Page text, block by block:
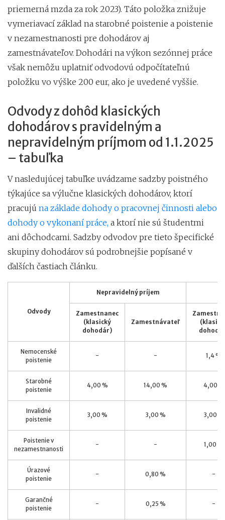
priemerná mzda za rok 2023). Táto položka znižuje
vymeriavací základ na starobné poistenie a poistenie
v nezamestnanosti pre dohodárov aj
zamestnávateľov. Dohodári na výkon sezónnej práce
však nemôžu uplatniť odvodovú odpočítateľnú
položku vo výške 200 eur, ako je uvedené vyššie.
Odvody z dohôd klasických
dohodárov s pravidelným a
nepravidelným príjmom od 1.1.2025
– tabuľka
V nasledujúcej tabuľke uvádzame sadzby poistného
týkajúce sa výlučne klasických dohodárov, ktorí
pracujú na základe dohody o pracovnej činnosti alebo
dohody o vykonaní práce, a ktorí nie sú študentmi
ani dôchodcami. Sadzby odvodov pre tieto špecifické
skupiny dohodárov sú podrobnejšie popísané v
ďalších častiach článku.
Odvody
Nepravidelný príjem
Zamestnanec
(klasický
dohodár)
Zamestnávateľ
Nemocenské
poistenie
- - 1,4 %
Starobné
poistenie
4,00 % 14,00 % 4,00 %
Invalidné
poistenie
3,00 % 3,00 % 3,00 %
Poistenie v
nezamestnanosti
- - 1,00 %
Úrazové
poistenie
- 0,80 % -
Garančné
poistenie
- 0,25 % -